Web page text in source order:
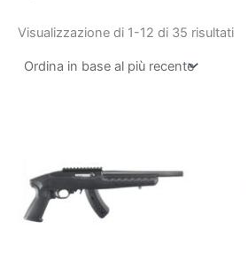
Visualizzazione di 1-24 di 35 risultati